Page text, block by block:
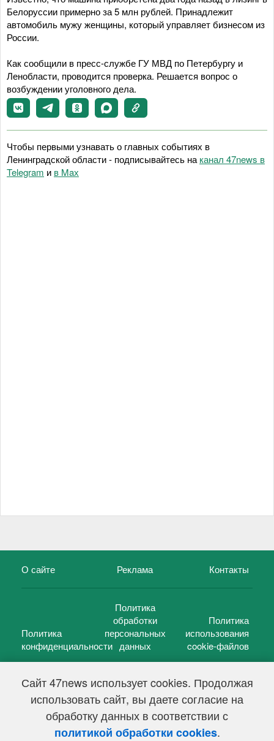
Сайт 47news использует cookies. Продолжая
использовать сайт, вы даете согласие на
обработку данных в соответствии с
политикой обработки cookies.
Белоруссии примерно за 5 млн рублей. Принадлежит
автомобиль мужу женщины, который управляет бизнесом из
России.
Как сообщили в пресс-службе ГУ МВД по Петербургу и
Ленобласти, проводится проверка. Решается вопрос о
возбуждении уголовного дела.
Чтобы первыми узнавать о главных событиях в
Ленинградской области - подписывайтесь на канал 47news в
Telegram и в Maх
О сайте Реклама Контакты
Политика
конфиденциальности
Политика
обработки
персональных
данных
Политика
использования
cookie-файлов
47 новостей (47 news)2005 — 2026 г.
Свидетельство о регистрации СМИ Эл № ФС 77-39848, выдано
Федеральной службой по надзору в сфере связи,
информационных технологий и массовых коммуникаций